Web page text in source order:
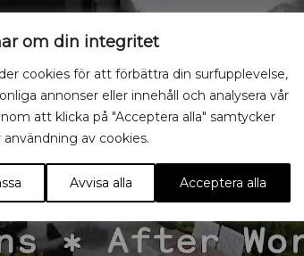
om din integritet
cookies för att förbättra din surfupplevelse,
annonser eller innehåll och analysera vår
att klicka på "Acceptera alla" samtycker
användning av cookies.
Avvisa alla Acceptera alla